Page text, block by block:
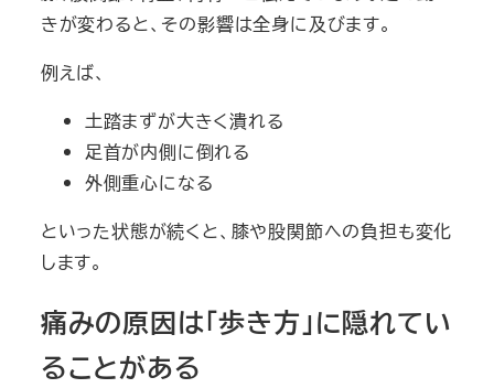
きが変わると、その影響は全身に及びます。
例えば、
土踏まずが大きく潰れる
足首が内側に倒れる
外側重心になる
といった状態が続くと、膝や股関節への負担も変化
します。
痛みの原因は「歩き方」に隠れてい
ることがある